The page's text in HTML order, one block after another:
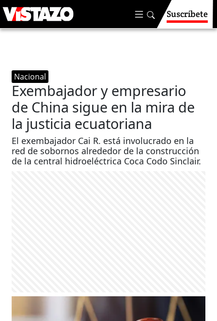
Suscríbete
Nacional
Exembajador y empresario
de China sigue en la mira de
la justicia ecuatoriana
El exembajador Cai R. está involucrado en la
red de sobornos alrededor de la construcción
de la central hidroeléctrica Coca Codo Sinclair.